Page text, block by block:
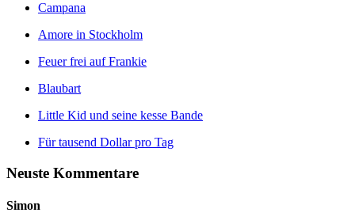
Campana
Amore in Stockholm
Feuer frei auf Frankie
Blaubart
Little Kid und seine kesse Bande
Für tausend Dollar pro Tag
Neuste Kommentare
Simon